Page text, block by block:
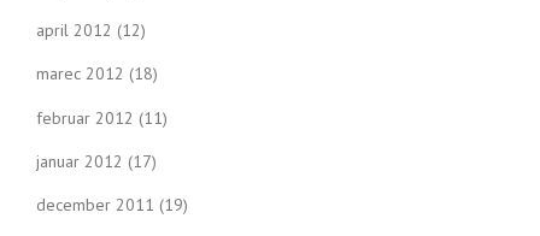
april 2012 (12)
marec 2012 (18)
februar 2012 (11)
januar 2012 (17)
december 2011 (19)